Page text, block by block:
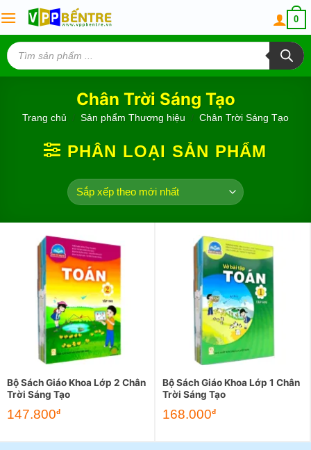
to
content
0
Tìm
kiếm
sản
phẩm
Chân Trời Sáng Tạo
Trang chủ Sản phẩm Thương hiệu Chân Trời Sáng Tạo
PHÂN LOẠI SẢN PHẨM
Bộ Sách Giáo Khoa Lớp 2 Chân
Trời Sáng Tạo
147.800đ
Bộ Sách Giáo Khoa Lớp 1 Chân
Trời Sáng Tạo
168.000đ